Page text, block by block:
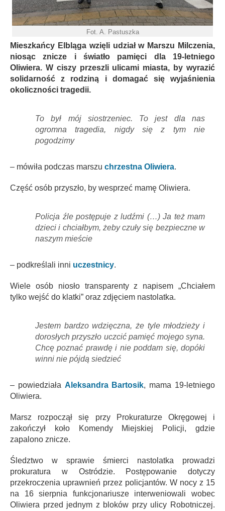
Fot. A. Pastuszka
Mieszkańcy Elbląga wzięli udział w Marszu Milczenia,
niosąc znicze i światło pamięci dla 19-letniego
Oliwiera. W ciszy przeszli ulicami miasta, by wyrazić
solidarność z rodziną i domagać się wyjaśnienia
okoliczności tragedii.
To był mój siostrzeniec. To jest dla nas
ogromna tragedia, nigdy się z tym nie
pogodzimy
– mówiła podczas marszu chrzestna Oliwiera.
Część osób przyszło, by wesprzeć mamę Oliwiera.
Policja źle postępuje z ludźmi (…) Ja też mam
dzieci i chciałbym, żeby czuły się bezpieczne w
naszym mieście
– podkreślali inni uczestnicy.
Wiele osób niosło transparenty z napisem „Chciałem
tylko wejść do klatki” oraz zdjęciem nastolatka.
Jestem bardzo wdzięczna, że tyle młodzieży i
dorosłych przyszło uczcić pamięć mojego syna.
Chcę poznać prawdę i nie poddam się, dopóki
winni nie pójdą siedzieć
– powiedziała Aleksandra Bartosik, mama 19-letniego
Oliwiera.
Marsz rozpoczął się przy Prokuraturze Okręgowej i
zakończył koło Komendy Miejskiej Policji, gdzie
zapalono znicze.
Śledztwo w sprawie śmierci nastolatka prowadzi
prokuratura w Ostródzie. Postępowanie dotyczy
przekroczenia uprawnień przez policjantów. W nocy z 15
na 16 sierpnia funkcjonariusze interweniowali wobec
Oliwiera przed jednym z bloków przy ulicy Robotniczej.